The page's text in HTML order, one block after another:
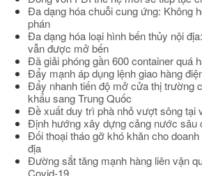
Đa dạng hóa chuỗi cung ứng: Không
phán
Đa dạng hóa loại hình bến thủy nội
vẫn được mở bến
Đã giải phóng gần 600 container quá
Đẩy mạnh áp dụng lệnh giao hàng
Đẩy nhanh tiến độ mở cửa thị trường
khẩu sang Trung Quốc
Đề xuất duy trì phà nhỏ vượt sông tại
Định hướng xây dựng cảng nước sâu
Đối thoại tháo gỡ khó khăn cho
địa
Đường sắt tăng mạnh hàng liên vận
Covid-19